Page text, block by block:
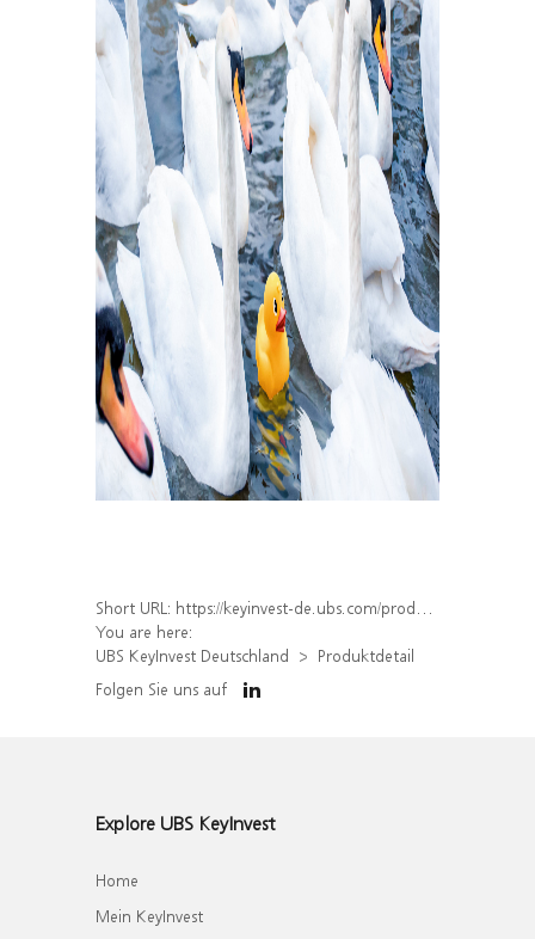
Short URL: https://keyinvest-de.ubs.com/produkt/detail/index/isin/DE000WA49M19
You are here:
UBS KeyInvest Deutschland
Produktdetail
Folgen Sie uns auf
Explore UBS KeyInvest
Home
Mein KeyInvest